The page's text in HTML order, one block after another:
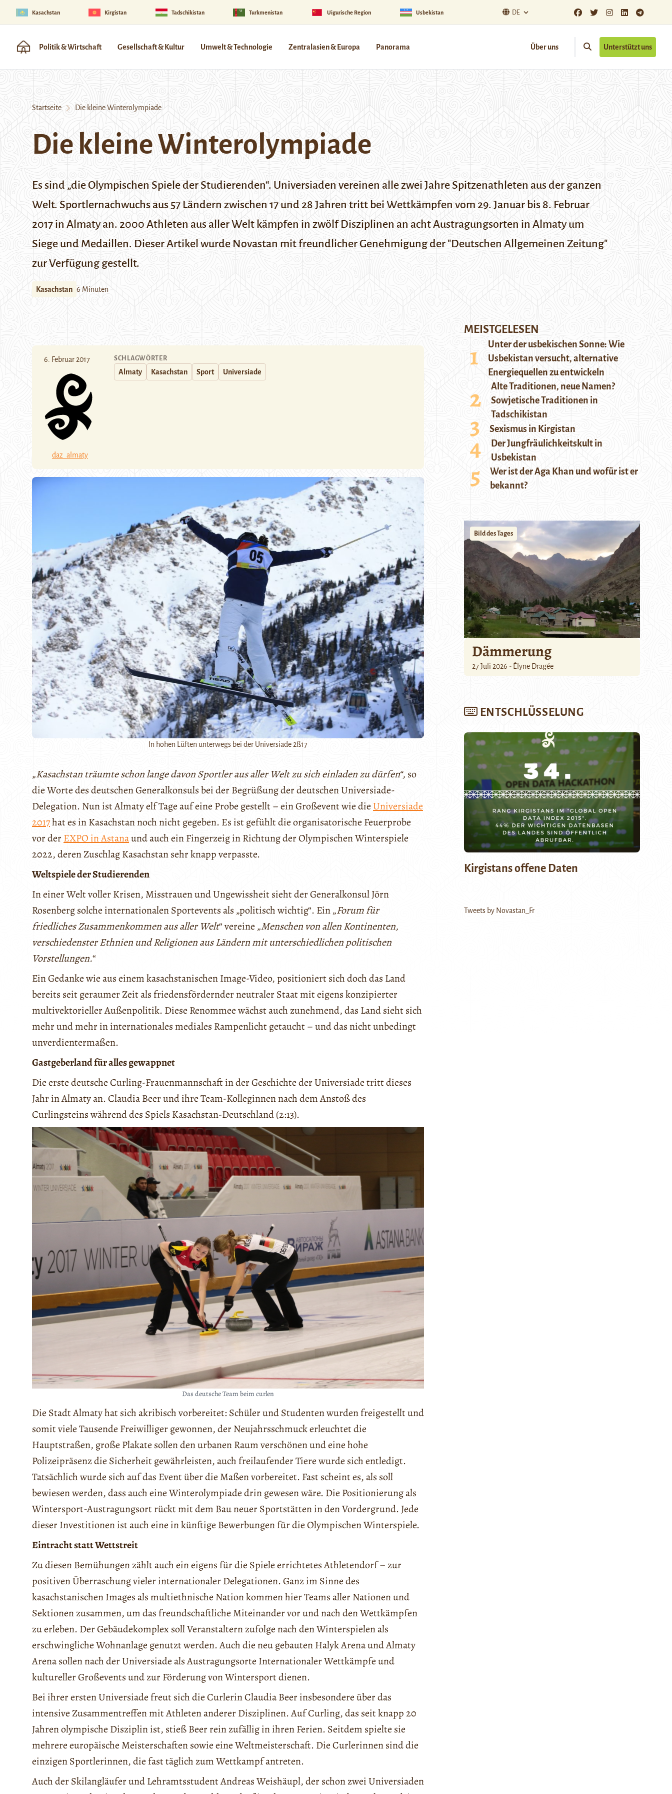
Kasachstan Kirgistan Tadschikistan Turkmenistan Uigurische Region Usbekistan DE
Politik & Wirtschaft Gesellschaft & Kultur Umwelt & Technologie Zentralasien & Europa Panorama Über uns Unterstützt uns
Startseite Die kleine Winterolympiade
Die kleine Winterolympiade
Es sind „die Olympischen Spiele der Studierenden“. Universiaden vereinen alle zwei Jahre Spitzenathleten aus der ganzen
Welt. Sportlernachwuchs aus 57 Ländern zwischen 17 und 28 Jahren tritt bei Wettkämpfen vom 29. Januar bis 8. Februar
2017 in Almaty an. 2000 Athleten aus aller Welt kämpfen in zwölf Disziplinen an acht Austragungsorten in Almaty um
Siege und Medaillen. Dieser Artikel wurde Novastan mit freundlicher Genehmigung der "Deutschen Allgemeinen Zeitung"
zur Verfügung gestellt.
Kasachstan 6 Minuten
6. Februar 2017
daz_almaty
SCHLAGWÖRTER
Almaty Kasachstan Sport Universiade
In hohen Lüften unterwegs bei der Universiade 2ß17
„Kasachstan träumte schon lange davon Sportler aus aller Welt zu sich einladen zu dürfen“, so
die Worte des deutschen Generalkonsuls bei der Begrüßung der deutschen Universiade-
Delegation. Nun ist Almaty elf Tage auf eine Probe gestellt – ein Großevent wie dieUniversiade
2017hat es in Kasachstan noch nicht gegeben. Es ist gefühlt die organisatorische Feuerprobe
vor derEXPO in Astanaund auch ein Fingerzeig in Richtung der Olympischen Winterspiele
2022, deren Zuschlag Kasachstan sehr knapp verpasste.
Weltspiele der Studierenden
In einer Welt voller Krisen, Misstrauen und Ungewissheit sieht der Generalkonsul Jörn
Rosenberg solche internationalen Sportevents als „politisch wichtig“. Ein „Forum für
friedliches Zusammenkommen aus aller Welt“ vereine„Menschen von allen Kontinenten,
verschiedenster Ethnien und Religionen aus Ländern mit unterschiedlichen politischen
Vorstellungen.“
Ein Gedanke wie aus einem kasachstanischen Image-Video, positioniert sich doch das Land
bereits seit geraumer Zeit als friedensfördernder neutraler Staat mit eigens konzipierter
multivektorieller Außenpolitik. Diese Renommee wächst auch zunehmend, das Land sieht sich
mehr und mehr in internationales mediales Rampenlicht getaucht – und das nicht unbedingt
unverdientermaßen.
Gastgeberland für alles gewappnet
Die erste deutsche Curling-Frauenmannschaft in der Geschichte der Universiade tritt dieses
Jahr in Almaty an. Claudia Beer und ihre Team-Kolleginnen nach dem Anstoß des
Curlingsteins während des Spiels Kasachstan-Deutschland (2:13).
Das deutsche Team beim curlen
Die Stadt Almaty hat sich akribisch vorbereitet: Schüler und Studenten wurden freigestellt und
somit viele Tausende Freiwilliger gewonnen, der Neujahrsschmuck erleuchtet die
Hauptstraßen, große Plakate sollen den urbanen Raum verschönen und eine hohe
Polizeipräsenz die Sicherheit gewährleisten, auch freilaufender Tiere wurde sich entledigt.
Tatsächlich wurde sich auf das Event über die Maßen vorbereitet. Fast scheint es, als soll
bewiesen werden, dass auch eine Winterolympiade drin gewesen wäre. Die Positionierung als
Wintersport-Austragungsort rückt mit dem Bau neuer Sportstätten in den Vordergrund. Jede
dieser Investitionen ist auch eine in künftige Bewerbungen für die Olympischen Winterspiele.
Eintracht statt Wettstreit
Zu diesen Bemühungen zählt auch ein eigens für die Spiele errichtetes Athletendorf – zur
positiven Überraschung vieler internationaler Delegationen. Ganz im Sinne des
kasachstanischen Images als multiethnische Nation kommen hier Teams aller Nationen und
Sektionen zusammen, um das freundschaftliche Miteinander vor und nach den Wettkämpfen
zu erleben. Der Gebäudekomplex soll Veranstaltern zufolge nach den Winterspielen als
erschwingliche Wohnanlage genutzt werden. Auch die neu gebauten Halyk Arena und Almaty
Arena sollen nach der Universiade als Austragungsorte Internationaler Wettkämpfe und
kultureller Großevents und zur Förderung von Wintersport dienen.
Bei ihrer ersten Universiade freut sich die Curlerin Claudia Beer insbesondere über das
intensive Zusammentreffen mit Athleten anderer Disziplinen. Auf Curling, das seit knapp 20
Jahren olympische Disziplin ist, stieß Beer rein zufällig in ihren Ferien. Seitdem spielte sie
mehrere europäische Meisterschaften sowie eine Weltmeisterschaft. Die Curlerinnen sind die
einzigen Sportlerinnen, die fast täglich zum Wettkampf antreten.
Auch der Skilangläufer und Lehramtsstudent Andreas Weishäupl, der schon zwei Universiaden
MEISTGELESEN
Unter der usbekischen Sonne: Wie
Usbekistan versucht, alternative
Energiequellen zu entwickeln
Alte Traditionen, neue Namen?
Sowjetische Traditionen in
Tadschikistan
Sexismus in Kirgistan
Der Jungfräulichkeitskult in
Usbekistan
Wer ist der Aga Khan und wofür ist er
bekannt?
Bild des Tages
Dämmerung
27 Juli 2026 - Élyne Dragée
ENTSCHLÜSSELUNG
Kirgistans offene Daten
Tweets by Novastan_Fr